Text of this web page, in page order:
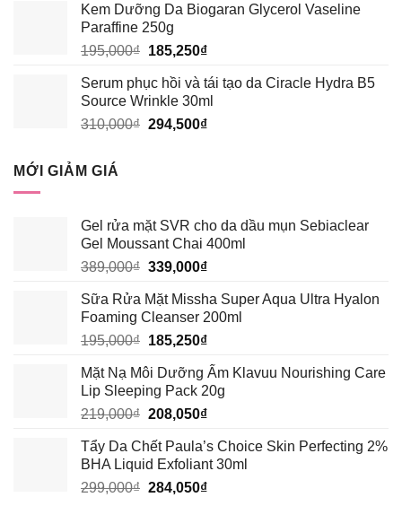
30,000₫.là:
Kem Dưỡng Da Biogaran Glycerol Vaseline
Paraffine 250g
195,000₫ Giá
là:
195,000₫.
185,250₫Giá
tại
là:
185,250₫.
Serum phục hồi và tái tạo da Ciracle Hydra B5
Source Wrinkle 30ml
310,000₫ Giá
294,500₫Giá
MỚI GIẢM GIÁ
Gel rửa mặt SVR cho da dầu mụn Sebiaclear
Gel Moussant Chai 400ml
389,000₫ Giá
là:
389,000₫.
339,000₫Giá
tại
là:
339,000₫.
Sữa Rửa Mặt Missha Super Aqua Ultra Hyalon
Foaming Cleanser 200ml
195,000₫ Giá
là:
195,000₫.
185,250₫Giá
tại
là:
185,250₫.
Mặt Nạ Môi Dưỡng Ẩm Klavuu Nourishing Care
Lip Sleeping Pack 20g
219,000₫ Giá
là:
219,000₫.
208,050₫Giá
tại
là:
208,050₫.
Tẩy Da Chết Paula’s Choice Skin Perfecting 2%
BHA Liquid Exfoliant 30ml
299,000₫ Giá
284,050₫Giá